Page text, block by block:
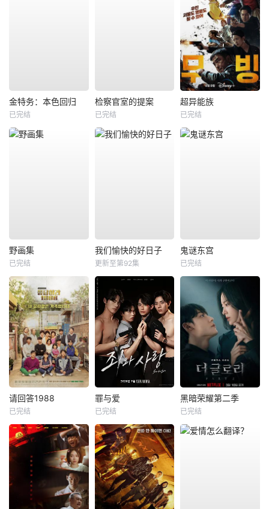
金特务：本色回归
已完结
检察官室的提案
已完结
超异能族
已完结
野画集
已完结
我们愉快的好日子
更新至第92集
鬼谜东宫
已完结
请回答1988
已完结
罪与爱
已完结
黑暗荣耀第二季
已完结